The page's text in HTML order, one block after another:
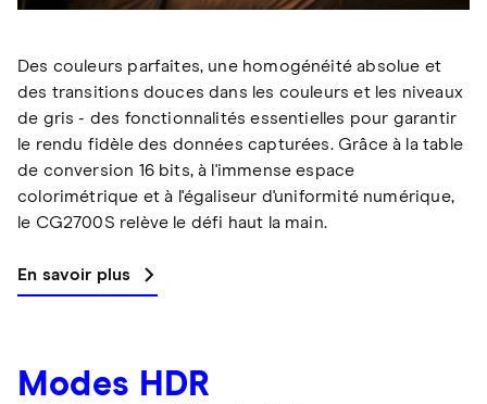
Des couleurs parfaites, une homogénéité absolue et
des transitions douces dans les couleurs et les niveaux
de gris - des fonctionnalités essentielles pour garantir
le rendu fidèle des données capturées. Grâce à la table
de conversion 16 bits, à l'immense espace
colorimétrique et à l'égaliseur d'uniformité numérique,
le CG2700S relève le défi haut la main.
En savoir plus
Modes HDR